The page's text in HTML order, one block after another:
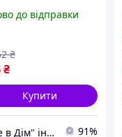
в спальню
до відправки
₴
₴
Купити
"Все в Дім" інтернет-магазин 91%